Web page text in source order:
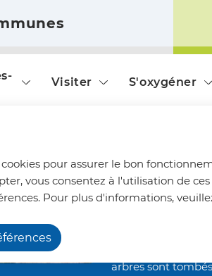
pour assurer le bon
vous consentez à l'utilisation de
Pour plus d'informations,
contenu principal
Nous vous
fin juin, nos
restent
arbres sont
Visiter S'oxygéner